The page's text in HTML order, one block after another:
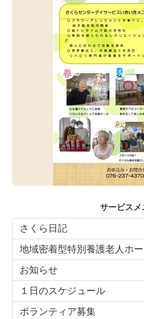
サービスメ
さくら日記
地域密着型特別養護老人ホー
お知らせ
１日のスケジュール
ボランティア募集